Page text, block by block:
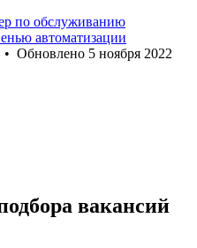
по обслуживанию
автоматизации
• Обновлено 5 ноября 2022
вакансий